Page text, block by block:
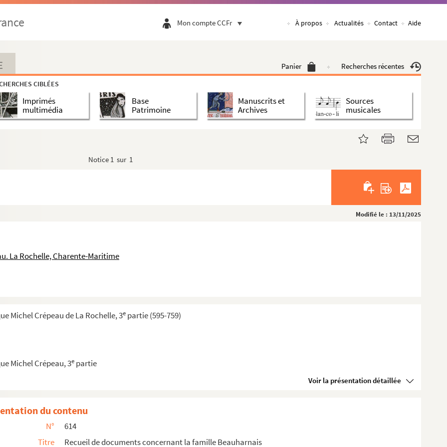
Mon compte CCFr À propos Actualités Contact Aide
Panier Recherches récentes
CIBLÉES
Imprimés
multimédia
Base
Patrimoine
Manuscrits et
Archives
Sources
musicales
Notice 1 sur 1
Modifié le : 13/11/2025
La Rochelle, Charente-Maritime
Michel Crépeau de La Rochelle, 3e partie (595-759)
Michel Crépeau, 3e partie
Voir la présentation détaillée
à son décadi. (S. d.) Après 1799
les corrections faites sur son conseil. (S. d.) Ap...
de ne pas l'avoir eu à une soirée. « M. de...
Montison dans une affaire relative à une pensionnaire...
1804
Delisle. M. de Cubières et M. de Courchamps y seron...
national. — Invitation à dîner. « M. de Vi...
aime. » — Remercîments, et regrets de le voir ...
La cause n'apparaît pas. (S. d.)
du sieur Rétif et « de la traduction de l'Adres...
une note). — La remercie de lui avoir fait lire ...
Sa santé ne lui permet pas de se déplacer. (...
de la reine Hortense. (S. d.)
lettre pour le prince de Gonzague. (S. d.)
rendus à un comte qu'elle ne nomme pas. Elle es...
pour un prince qu'elle ne nomme pas. (S. d.)
du contenu
N°
614
Titre
Recueil de documents concernant la famille Beauharnais